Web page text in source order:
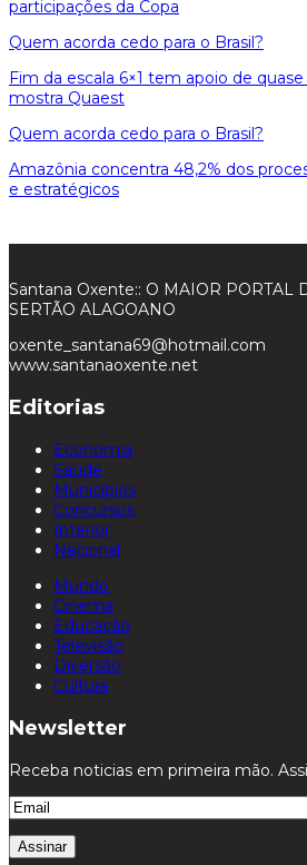
participações da Copa
Quem acorda cedo para o Brasil?
Fim da escala 6×1 tem apoio de
mostra Quaest
Quem acorda cedo para o Brasil?
Amazônia concentra 48,2% dos
e estratégicos
Santana Oxente:: O MAIOR PORTAL
SERTÃO ALAGOANO
oxente_santana69@hotmail.com
www.santanaoxente.net
Editorias
Economia
Saúde
Municípios
Concursos
Interior
Nacional
Mundo
Cinema
Educação
Televisão
Diversão
Cultura
Newsletter
Receba noticias em primeira mão.